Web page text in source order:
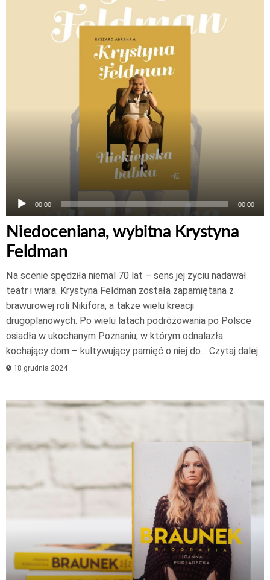
Odtwarzacz
dźwiękowych
00:00 00:00
Niedoceniana, wybitna Krystyna
Feldman
Na scenie spędziła niemal 70 lat – sens jej życiu nadawał
teatr i wiara. Krystyna Feldman została zapamiętana z
brawurowej roli Nikifora, a także wielu kreacji
drugoplanowych. Po wielu latach podróżowania po Polsce
osiadła w ukochanym Poznaniu, w którym odnalazła
kochający dom – kultywujący pamięć o niej do… Czytaj dalej
18 grudnia 2024
Odtwarzacz
dźwiękowych